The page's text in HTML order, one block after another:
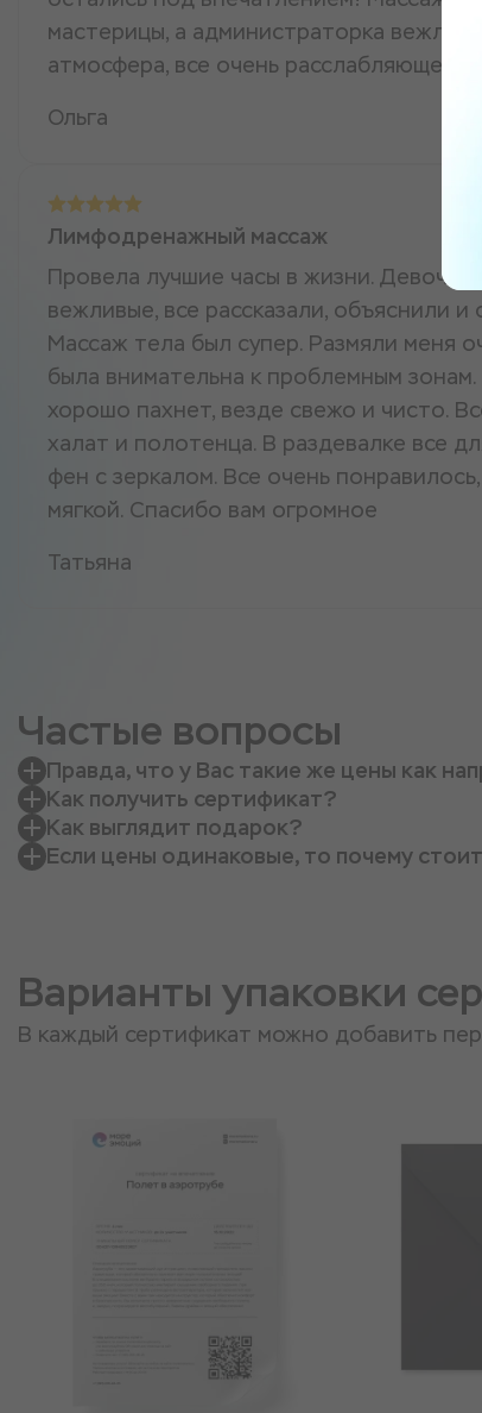
мастерицы, а администраторка
атмосфера, все очень расслабляюще.
Ольга
Лимфодренажный массаж
Провела лучшие часы в жизни. Девочки
вежливые, все рассказали, объяснили
Массаж тела был супер. Размяли меня
была внимательна к проблемным
хорошо пахнет, везде свежо и чисто.
халат и полотенца. В раздевалке все
фен с зеркалом. Все очень
мягкой. Спасибо вам огромное
Татьяна
Частые вопросы
Правда, что у Вас такие же цены как
Как получить сертификат?
Как выглядит подарок?
Если цены одинаковые, то почему
Варианты упаковки
В каждый сертификат можно добавить